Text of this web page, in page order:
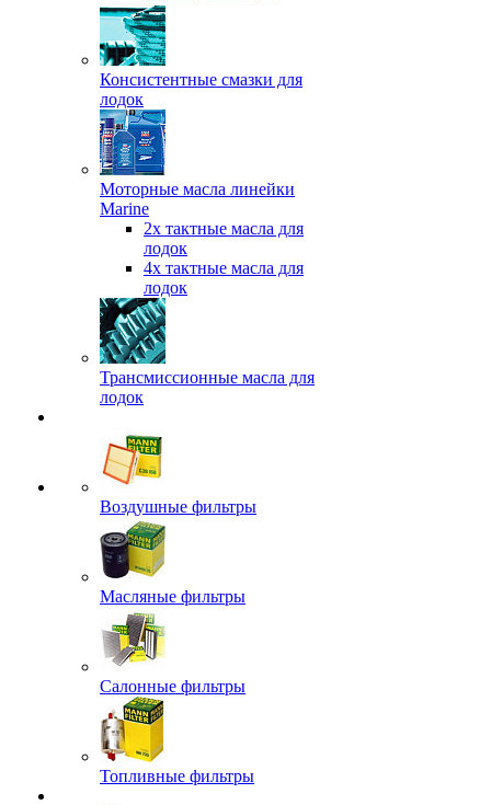
Консистентные смазки для
лодок
Моторные масла линейки
Marine
2х тактные масла для
лодок
4х тактные масла для
лодок
Трансмиссионные масла для
лодок
Воздушные фильтры
Масляные фильтры
Салонные фильтры
Топливные фильтры